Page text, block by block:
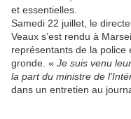
et essentielles.
Samedi 22 juillet, le
Veaux s’est rendu à
représentants de la police
gronde. « Je suis venu
la part du ministre de
dans un entretien au